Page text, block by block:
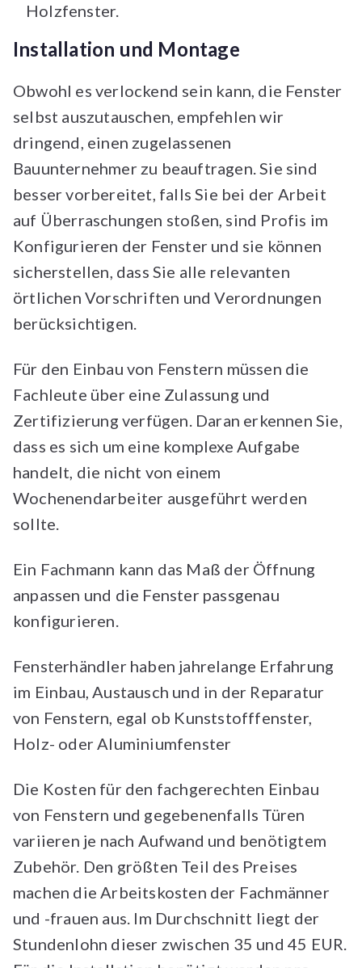
Holzfenster.
Installation und Montage
Obwohl es verlockend sein kann, die Fenster
selbst auszutauschen, empfehlen wir
dringend, einen zugelassenen
Bauunternehmer zu beauftragen. Sie sind
besser vorbereitet, falls Sie bei der Arbeit
auf Überraschungen stoßen, sind Profis im
Konfigurieren der Fenster und sie können
sicherstellen, dass Sie alle relevanten
örtlichen Vorschriften und Verordnungen
berücksichtigen.
Für den Einbau von Fenstern müssen die
Fachleute über eine Zulassung und
Zertifizierung verfügen. Daran erkennen Sie,
dass es sich um eine komplexe Aufgabe
handelt, die nicht von einem
Wochenendarbeiter ausgeführt werden
sollte.
Ein Fachmann kann das Maß der Öffnung
anpassen und die Fenster passgenau
konfigurieren.
Fensterhändler haben jahrelange Erfahrung
im Einbau, Austausch und in der Reparatur
von Fenstern, egal ob Kunststofffenster,
Holz- oder Aluminiumfenster
Die Kosten für den fachgerechten Einbau
von Fenstern und gegebenenfalls Türen
variieren je nach Aufwand und benötigtem
Zubehör. Den größten Teil des Preises
machen die Arbeitskosten der Fachmänner
und -frauen aus. Im Durchschnitt liegt der
Stundenlohn dieser zwischen 35 und 45 EUR.